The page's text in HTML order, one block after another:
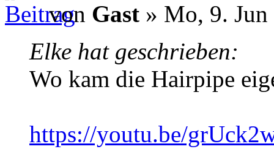
von Gast » Mo, 9.
Elke hat geschrieben:
Wo kam die Hairpipe
https://youtu.be/